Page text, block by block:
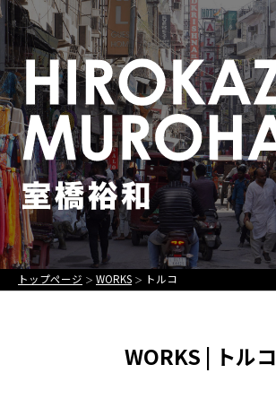
トップページ ＞ WORKS ＞ トルコ
WORKS | トルコ